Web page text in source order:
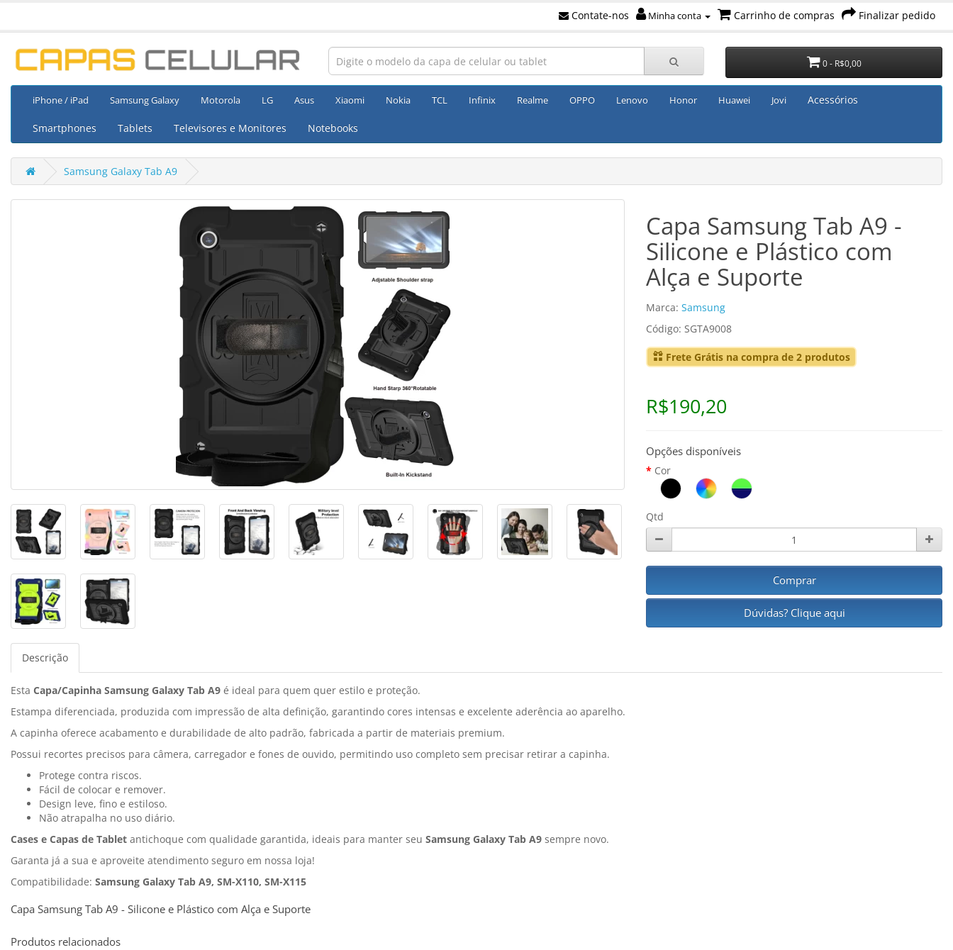
Contate-nos Minha conta Carrinho de compras Finalizar pedido
0 - R$0,00
iPhone / iPad Samsung Galaxy Motorola LG Asus Xiaomi Nokia TCL Infinix Realme OPPO Lenovo Honor Huawei Jovi Acessórios
Smartphones Tablets Televisores e Monitores Notebooks
Samsung Galaxy Tab A9
Capa Samsung Tab A9 -
Silicone e Plástico com
Alça e Suporte
Marca: Samsung
Código: SGTA9008
Frete Grátis na compra de 2 produtos
R$190,20
Opções disponíveis
Cor
Qtd
Comprar
Dúvidas? Clique aqui
Descrição
Esta Capa/Capinha Samsung Galaxy Tab A9 é ideal para quem quer estilo e proteção.
Estampa diferenciada, produzida com impressão de alta definição, garantindo cores intensas e excelente aderência ao aparelho.
A capinha oferece acabamento e durabilidade de alto padrão, fabricada a partir de materiais premium.
Possui recortes precisos para câmera, carregador e fones de ouvido, permitindo uso completo sem precisar retirar a capinha.
Protege contra riscos.
Fácil de colocar e remover.
Design leve, fino e estiloso.
Não atrapalha no uso diário.
Cases e Capas de Tablet antichoque com qualidade garantida, ideais para manter seu Samsung Galaxy Tab A9 sempre novo.
Garanta já a sua e aproveite atendimento seguro em nossa loja!
Compatibilidade: Samsung Galaxy Tab A9, SM-X110, SM-X115
Capa Samsung Tab A9 - Silicone e Plástico com Alça e Suporte
Produtos relacionados